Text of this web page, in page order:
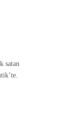
satan